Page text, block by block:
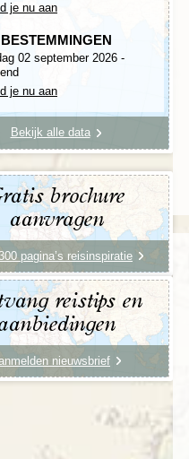
je nu aan
02 september 2026 -
je nu aan
Bekijk alle data
brochure
aanvragen
pagina’s reisinspiratie
reistips en
nieuwsbrief